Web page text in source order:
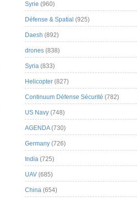
Syrie (960)
Défense & Spatial (925)
Daesh (892)
drones (838)
Syria (833)
Helicopter (827)
Continuum Défense Sécurité (782)
US Navy (748)
AGENDA(730)
Germany (726)
India (725)
UAV (685)
China (654)